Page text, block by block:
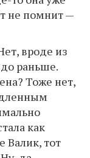
не помнит —
вроде из
раньше.
Тоже нет,
как
Валик, тот